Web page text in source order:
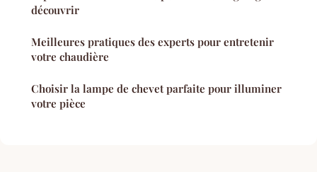
découvrir
Meilleures pratiques des experts pour entretenir
votre chaudière
Choisir la lampe de chevet parfaite pour illuminer
votre pièce